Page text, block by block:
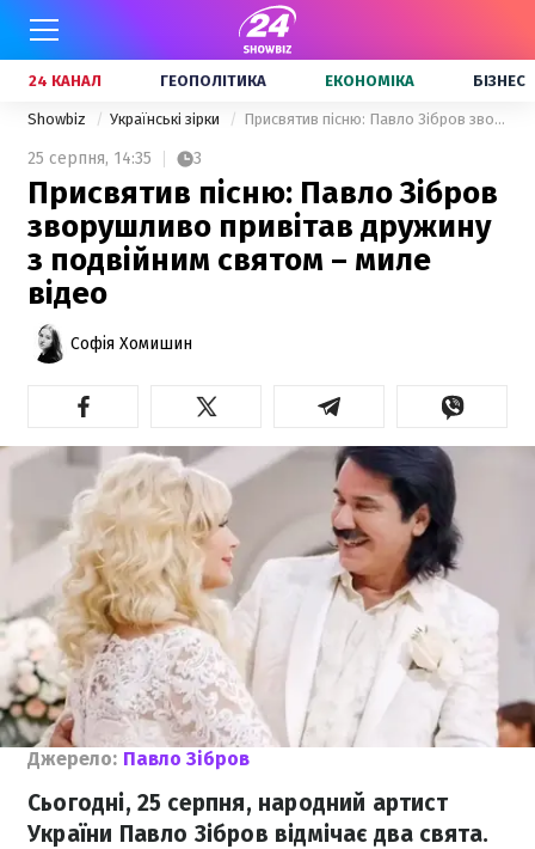
24 КАНАЛ ГЕОПОЛІТИКА ЕКОНОМІКА БІЗНЕС
Showbiz Українські зірки Присвятив пісню: Павло Зібров зворушливо привітав дружину з подвійним святом – миле відео
25 серпня, 14:35 3
Присвятив пісню: Павло Зібров
зворушливо привітав дружину
з подвійним святом – миле
відео
Софія Хомишин
Джерело: Павло Зібров
Сьогодні, 25 серпня, народний артист
України Павло Зібров відмічає два свята.